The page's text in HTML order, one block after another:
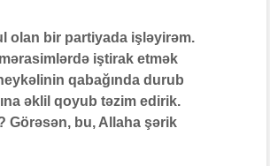
olan bir partiyada işləyirəm.
iştirak etmək
qabağında durub
əklil qoyub təzim edirik.
Görəsən, bu, Allaha şərik
və yazmağı
bacarırdı, yoxsa,
19 İyun 2026
Baxış